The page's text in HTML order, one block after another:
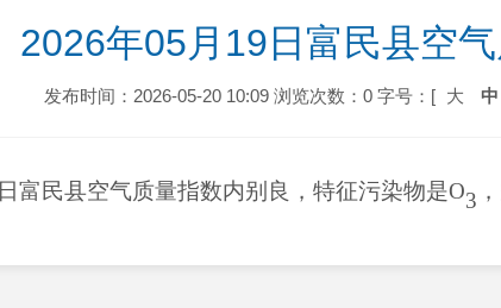
2026年05月19日富民县空
发布时间：2026-05-20 10:09 浏览次数：0 字号：[ 大 中
日富民县空气质量指数内别良，特征污染物是O3